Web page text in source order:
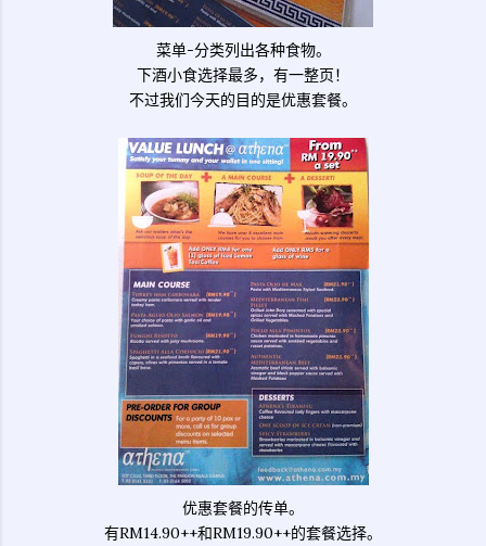
菜单-分类列出各种食物。
下酒小食选择最多，有一整页！
不过我们今天的目的是优惠套餐。
优惠套餐的传单。
有RM14.90++和RM19.90++的套餐选择。